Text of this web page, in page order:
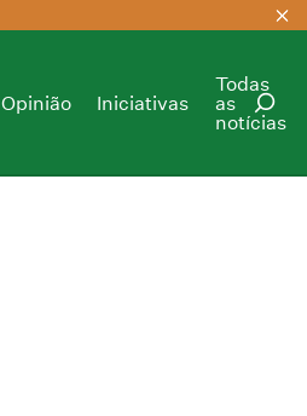
Opinião Iniciativas
Todas
as
notícias